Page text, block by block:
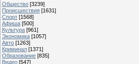
Общество [3239]
Происшествия [1631]
Спорт [1568]
Афиша [500]
Культура [961]
Экономика [1057]
Авто [1263]
Криминал [1371]
Образование [835]
Видео [547]